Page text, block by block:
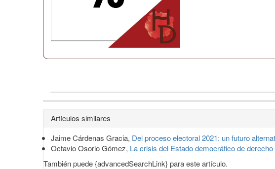
Detalles
del
artículo
Artículos similares
Jaime Cárdenas Gracia, Del proceso electoral 2021: un futuro
Octavio Osorio Gómez, La crisis del Estado democrático de
También puede {advancedSearchLink} para este artículo.